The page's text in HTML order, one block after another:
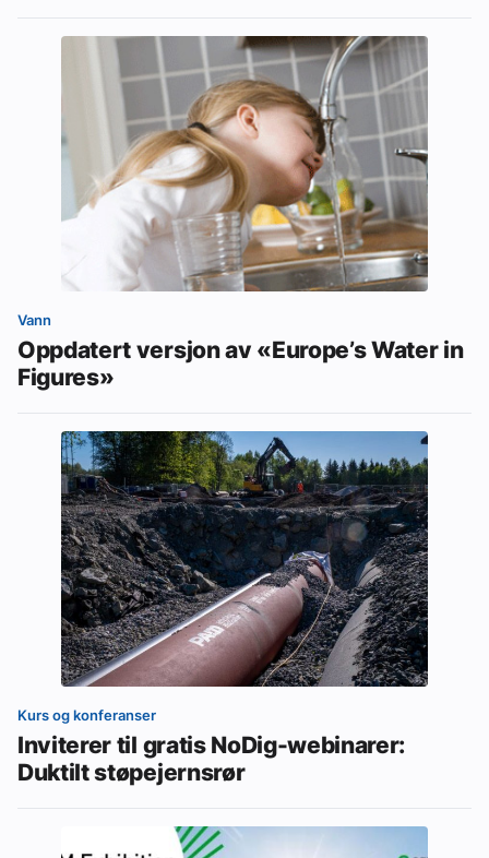
Vann
Oppdatert versjon av «Europe’s Water in
Figures»
Kurs og konferanser
Inviterer til gratis NoDig-webinarer:
Duktilt støpejernsrør